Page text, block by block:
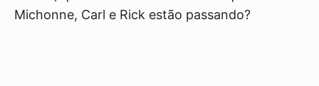
Michonne, Carl e Rick estão passando?